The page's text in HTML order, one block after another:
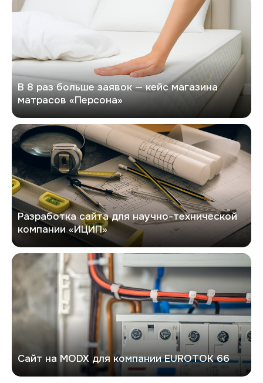
В 8 раз больше заявок — кейс магазина
матрасов «Персона»
Кейс по разработке сайта
Разработка сайта для научно-технической
компании «ИЦИП»
Евроток
Сайт на MODX для компании EUROTOK 66